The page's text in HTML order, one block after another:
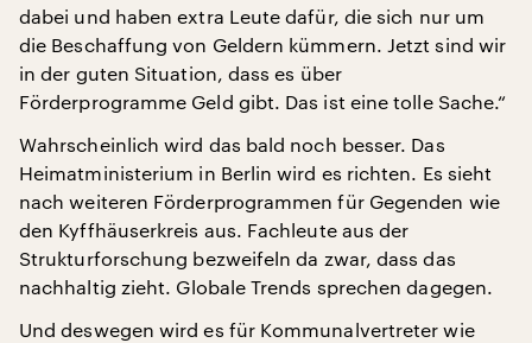
dabei und haben extra Leute dafür, die sich nur um
die Beschaffung von Geldern kümmern. Jetzt sind wir
in der guten Situation, dass es über
Förderprogramme Geld gibt. Das ist eine tolle Sache.“
Wahrscheinlich wird das bald noch besser. Das
Heimatministerium in Berlin wird es richten. Es sieht
nach weiteren Förderprogrammen für Gegenden wie
den Kyffhäuserkreis aus. Fachleute aus der
Strukturforschung bezweifeln da zwar, dass das
nachhaltig zieht. Globale Trends sprechen dagegen.
Und deswegen wird es für Kommunalvertreter wie